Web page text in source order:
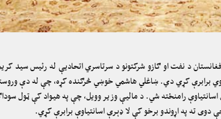
د نفت او ګازو شرکتونو د سرتاسري اتحادیې له رئیس سید
برابرې کړي دي. ښاغلي هاشمي خوښي څرګنده کړه، چې له دې
رامنځته شي. د مالیې وزیر وویل، چې په هیواد کې ټول
ته په اړوندو برخو کې لا ډېرې اسانتیاوې برابرې کړي.